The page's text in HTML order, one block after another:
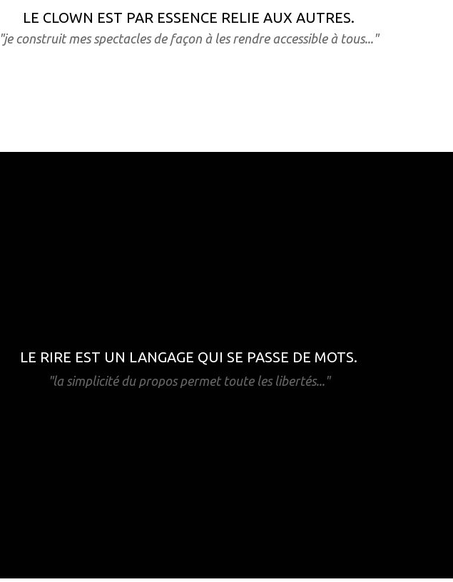
LE CLOWN EST PAR ESSENCE RELIE AUX AUTRES.
"je construit messpectacles de façon à les rendre accessible à tous..."
LE RIRE EST UN LANGAGE QUI SE PASSE DE MOTS.
"la simplicité du propos permet toute les libertés..."